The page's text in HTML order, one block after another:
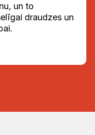
un to
draudzes un